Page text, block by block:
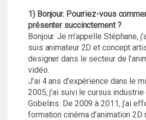
1) Bonjour. Pourriez-vous
présenter succinctement ?
Bonjour. Je m’appelle Stéphane,
suis animateur 2D et concept
designer dans le secteur de
vidéo.
J’ai 4 ans d’expérience dans le
2005, j’ai suivi le cursus
Gobelins. De 2009 à 2011, j’ai
formation cinéma d’animation 2D